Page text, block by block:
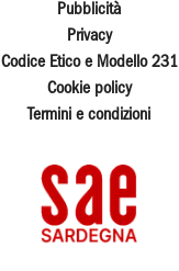
Pubblicità
Privacy
Codice Etico e Modello 231
Cookie policy
Termini e condizioni